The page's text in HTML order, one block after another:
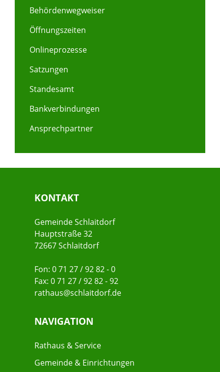
Behördenwegweiser
Öffnungszeiten
Onlineprozesse
Satzungen
Standesamt
Bankverbindungen
Ansprechpartner
KONTAKT
Gemeinde Schlaitdorf
Hauptstraße 32
72667 Schlaitdorf
Fon: 0 71 27 / 92 82 - 0
Fax: 0 71 27 / 92 82 - 92
rathaus@schlaitdorf.de
NAVIGATION
Rathaus & Service
Gemeinde & Einrichtungen